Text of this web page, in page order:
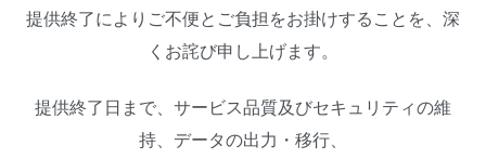
提供終了によりご不便とご負担をお掛けすることを、深
くお詫び申し上げます。
提供終了日まで、サービス品質及びセキュリティの維
持、データの出力・移行、